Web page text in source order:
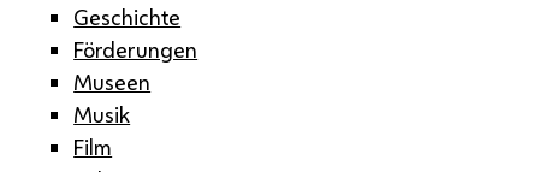
Geschichte
Förderungen
Museen
Musik
Film